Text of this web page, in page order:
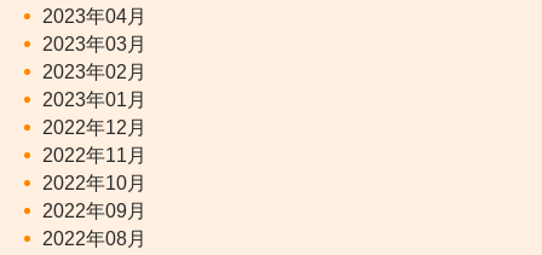
2023年04月
2023年03月
2023年02月
2023年01月
2022年12月
2022年11月
2022年10月
2022年09月
2022年08月